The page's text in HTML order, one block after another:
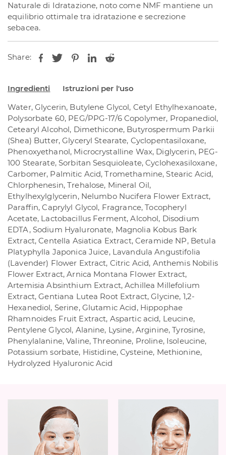
Naturale di Idratazione, noto come NMF mantiene un
equilibrio ottimale tra idratazione e secrezione
sebacea.
Share:
Ingredienti Istruzioni per l'uso
Water, Glycerin, Butylene Glycol, Cetyl Ethylhexanoate,
Polysorbate 60, PEG/PPG-17/6 Copolymer, Propanediol,
Cetearyl Alcohol, Dimethicone, Butyrospermum Parkii
(Shea) Butter, Glyceryl Stearate, Cyclopentasiloxane,
Phenoxyethanol, Microcrystalline Wax, Diglycerin, PEG-
100 Stearate, Sorbitan Sesquioleate, Cyclohexasiloxane,
Carbomer, Palmitic Acid, Tromethamine, Stearic Acid,
Chlorphenesin, Trehalose, Mineral Oil,
Ethylhexylglycerin, Nelumbo Nucifera Flower Extract,
Paraffin, Caprylyl Glycol, Fragrance, Tocopheryl
Acetate, Lactobacillus Ferment, Alcohol, Disodium
EDTA, Sodium Hyaluronate, Magnolia Kobus Bark
Extract, Centella Asiatica Extract, Ceramide NP, Betula
Platyphylla Japonica Juice, Lavandula Angustifolia
(Lavender) Flower Extract, Citric Acid, Anthemis Nobilis
Flower Extract, Arnica Montana Flower Extract,
Artemisia Absinthium Extract, Achillea Millefolium
Extract, Gentiana Lutea Root Extract, Glycine, 1,2-
Hexanediol, Serine, Glutamic Acid, Hippophae
Rhamnoides Fruit Extract, Aspartic acid, Leucine,
Pentylene Glycol, Alanine, Lysine, Arginine, Tyrosine,
Phenylalanine, Valine, Threonine, Proline, Isoleucine,
Potassium sorbate, Histidine, Cysteine, Methionine,
Hydrolyzed Hyaluronic Acid